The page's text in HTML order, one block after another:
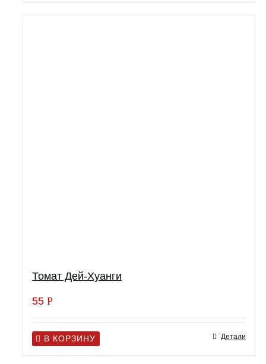
Томат Дей-Хуанги
55 Р
В КОРЗИНУ Детали